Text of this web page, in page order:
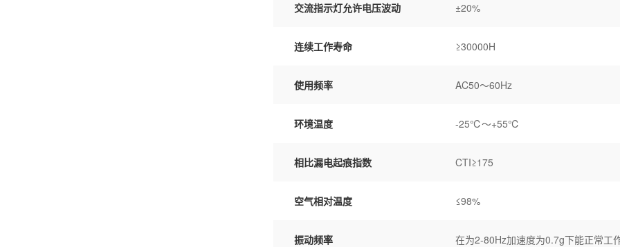
交流指示灯允许电压波动 ±20%
连续工作寿命 ≥30000H
使用频率 AC50～60Hz
环境温度 -25℃～+55℃
相比漏电起痕指数 CTI≥175
空气相对温度 ≤98%
振动频率 在为2-80Hz加速度为0.7g下能正常工